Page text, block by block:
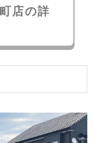
店の詳